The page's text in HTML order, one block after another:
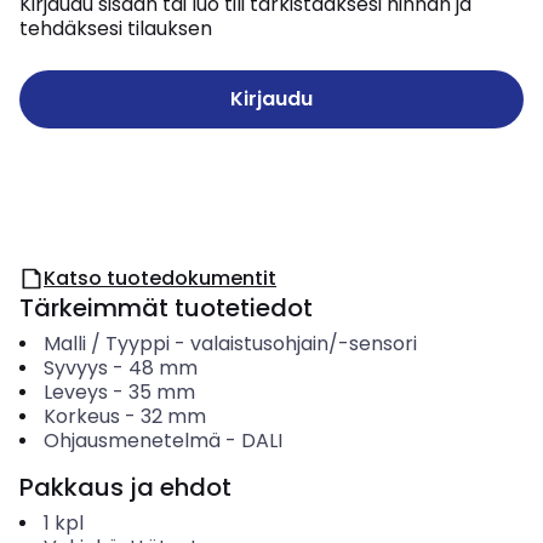
tehdäksesi tilauksen
Kirjaudu
Katso tuotedokumentit
Tärkeimmät tuotetiedot
Malli / Tyyppi- valaistusohjain/-sensori
Syvyys - 48 mm
Leveys - 35 mm
Korkeus - 32 mm
Ohjausmenetelmä- DALI
Pakkaus ja ehdot
1 kpl